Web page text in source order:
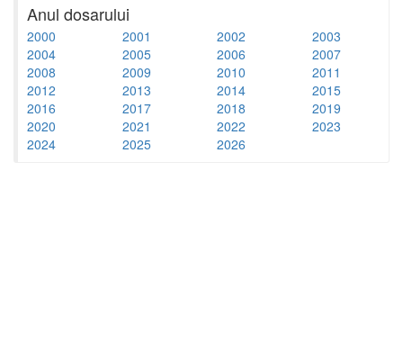
Anul dosarului
2000 2001 2002
2003
2004
2005 2006
2007
2008
2009 2010
2011
2012
2013 2014
2015
2016
2017 2018
2019
2020
2021 2022
2023
2024
2025 2026